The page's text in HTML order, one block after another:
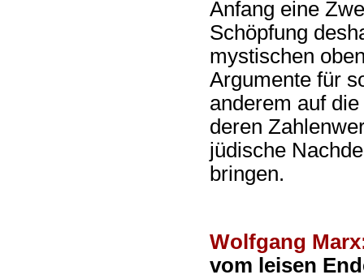
Anfang eine
Schöpfung
mystischen
Argumente für
anderem auf
deren
jüdische
bringen.
Wolfgang
vom leisen